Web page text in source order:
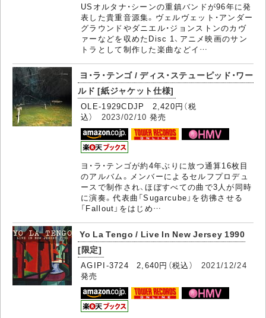
USオルタナ・シーンの重鎮バンドが96年に発
表した貴重音源集。ヴェルヴェット・アンダー
グラウンドやダニエル・ジョンストンのカヴ
ァーなどを収めたDisc 1、アニメ映画のサン
トラとして制作した楽曲などイ…
ヨ・ラ・テンゴ / ディス・ステューピッド・ワー
ルド [紙ジャケット仕様]
OLE-1929CDJP 2,420円（税
込） 2023/02/10 発売
ヨ・ラ・テンゴが約4年ぶりに放つ通算16枚目
のアルバム。メンバーによるセルフプロデュ
ースで制作され、ほぼすべての曲で3人が同時
に演奏。代表曲「Sugarcube」を彷彿させる
「Fallout」をはじめ…
Yo La Tengo / Live In New Jersey 1990
[限定]
AGIPI-3724 2,640円（税込） 2021/12/24
発売